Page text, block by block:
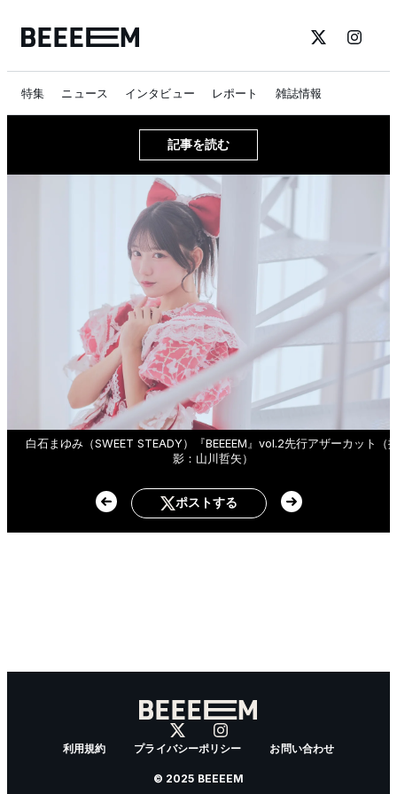
特集 ニュース インタビュー レポート 雑誌情報
記事を読む
白石まゆみ（SWEET STEADY）『BEEEEM』vol.2先行アザーカット（
影：山川哲矢）
ポストする
利用規約 プライバシーポリシー お問い合わせ
© 2025 BEEEEM